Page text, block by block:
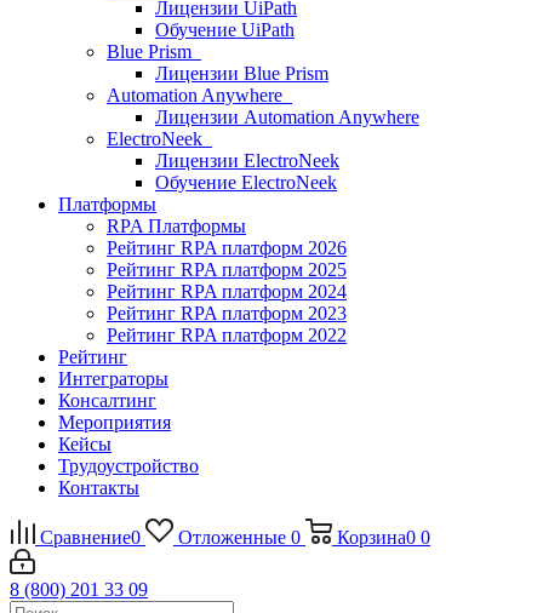
Лицензии UiPath
Обучение UiPath
Blue Prism
Лицензии Blue Prism
Automation Anywhere
Лицензии Automation Anywhere
ElectroNeek
Лицензии ElectroNeek
Обучение ElectroNeek
Платформы
RPA Платформы
Рейтинг RPA платформ 2026
Рейтинг RPA платформ 2025
Рейтинг RPA платформ 2024
Рейтинг RPA платформ 2023
Рейтинг RPA платформ 2022
Рейтинг
Интеграторы
Консалтинг
Mероприятия
Кейсы
Трудоустройство
Контакты
Сравнение0 Отложенные 0 Корзина0 0
8 (800) 201 33 09